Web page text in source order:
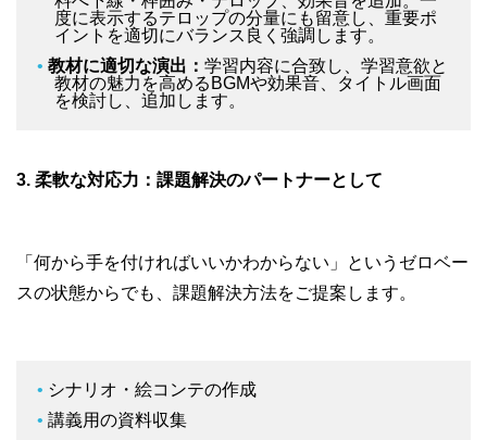
度に表示するテロップの分量にも留意し、重要ポ
イントを適切にバランス良く強調します。
教材に適切な演出：学習内容に合致し、学習意欲と
教材の魅力を高めるBGMや効果音、タイトル画面
を検討し、追加します。
3. 柔軟な対応力：課題解決のパートナーとして
「何から手を付ければいいかわからない」というゼロベー
スの状態からでも、課題解決方法をご提案します。
シナリオ・絵コンテの作成
講義用の資料収集